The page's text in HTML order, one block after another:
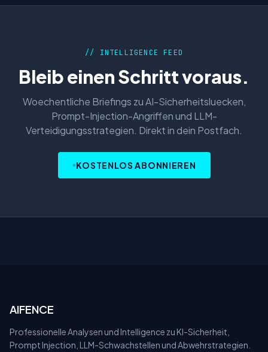
// INTELLIGENCE FEED
Bleib einen Schritt voraus.
Woechentliche Briefings zu AI-Sicherheitsluecken,
Prompt-Injection-Angriffen und LLM-
Verteidigungsstrategien. Direkt in dein Postfach.
KOSTENLOS ABONNIEREN
AIFENCE
Professionelle Analysen und Intelligence zu KI-Sicherheit,
Prompt Injection, LLM-Schwachstellen und Abwehrstrategien.